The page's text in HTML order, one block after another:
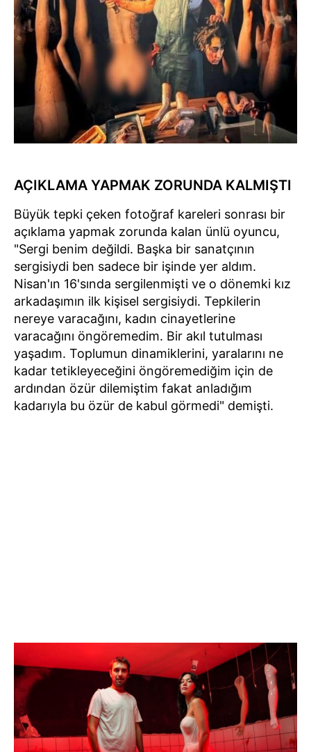
AÇIKLAMA YAPMAK ZORUNDA KALMIŞTI
Büyük tepki çeken fotoğraf kareleri sonrası bir
açıklama yapmak zorunda kalan ünlü oyuncu,
"Sergi benim değildi. Başka bir sanatçının
sergisiydi ben sadece bir işinde yer aldım.
Nisan'ın 16'sında sergilenmişti ve o dönemki kız
arkadaşımın ilk kişisel sergisiydi. Tepkilerin
nereye varacağını, kadın cinayetlerine
varacağını öngöremedim. Bir akıl tutulması
yaşadım. Toplumun dinamiklerini, yaralarını ne
kadar tetikleyeceğini öngöremediğim için de
ardından özür dilemiştim fakat anladığım
kadarıyla bu özür de kabul görmedi" demişti.